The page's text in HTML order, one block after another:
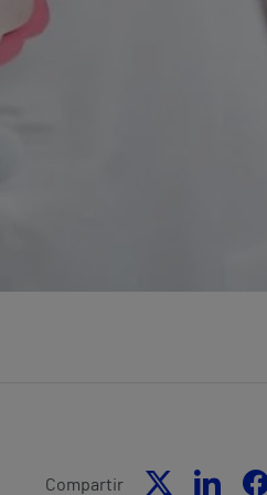
Compartir